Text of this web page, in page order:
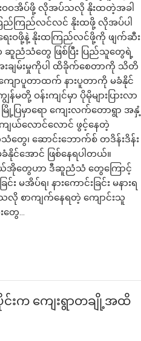
ဝဝအိပ်ဖို့ လိုအပ်သလို နိုးထတဲ့အခါ
ည်ကြည်လင်လင် နိုးထဖို့ လိုအပ်ပါ
းဝဖို့နဲ့ နိုးထကြည်လင်ဖို့ကို ဖျက်ဆီး
ဆူညံသံတွေ ဖြစ်ပြီး ပြည်သူတွေရဲ့
ချမ်းမှုကိုပါ ထိခိုက်စေတာကို သိတိ
‘ကျောပူတာထက် နားပူတာကို မခံနိုင်
န်မတို့ ဝန်းကျင်မှာ ပိုမိုများပြားလာ
ြို့ပြမှာရော ကျေးလက်တောရွာ အနှံ့
ကျယ်လောင်လောင် ဖွင့်နေတဲ့
ေ၊ ဆောင်းဘောက်စ် တဒိန်းဒိန်း
နိုင်အောင် ဖြစ်နေရပါတယ်။
အိုတွေဟာ ဒီဆူညံသံ တွေကြောင့်
း မအိပ်ရ၊ နားကောင်းခြင်း မနားရ
သလို စာကျက်နေရတဲ့ ကျောင်းသူ
တွေ…
င်းက ကျေးရွာတချို့အထိ
ျှော့မလဲ